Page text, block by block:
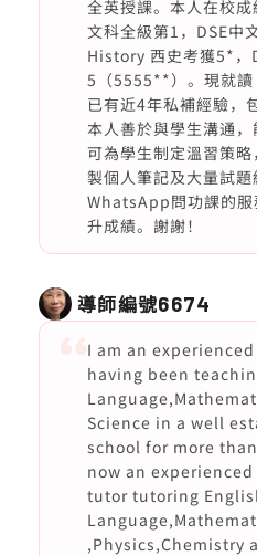
全英授課。本人在校
文科全級第1，DSE中
History 西史考獲5*，
5（5555**）。現就讀
已有近4年私補經驗，
本人善於與學生溝通
可為學生制定溫習策
製個人筆記及大量試
WhatsApp問功課的服
升成績。謝謝！
導師編號6674
I am an
having been
Science in a well
school for more
now an
tutor tutoring
,Physics,Chemistry